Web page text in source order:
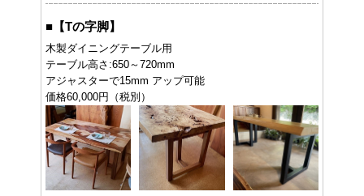
■ 【Tの字脚】
木製ダイニングテーブル用
テーブル高さ:650～720mm
アジャスターで15mm アップ可能
価格60,000円（税別）